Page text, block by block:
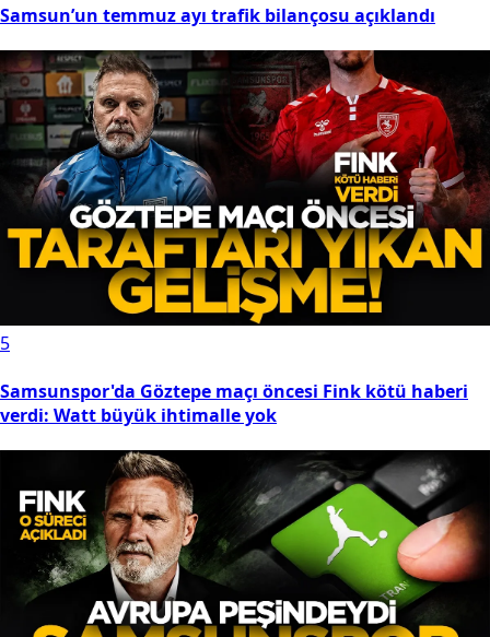
Samsun’un temmuz ayı trafik bilançosu açıklandı
5
Samsunspor'da Göztepe maçı öncesi Fink kötü haberi
verdi: Watt büyük ihtimalle yok